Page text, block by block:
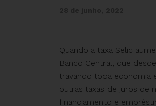
Quando a taxa Selic
Banco Central, que
travando toda economia
outras taxas de juros de
financiamento e